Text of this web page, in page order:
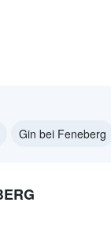
Gin bei Feneberg